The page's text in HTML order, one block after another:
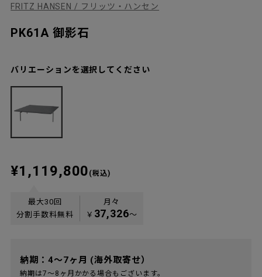
FRITZ HANSEN / フリッツ・ハンセン
PK61A 御影石
バリエーションを選択してください
¥1,119,800 (税込)
最大30回
分割手数料無料
月々
￥ 37,326〜
納期：4～7ヶ月 (海外取寄せ）
納期は7～8ヶ月かかる場合もございます。